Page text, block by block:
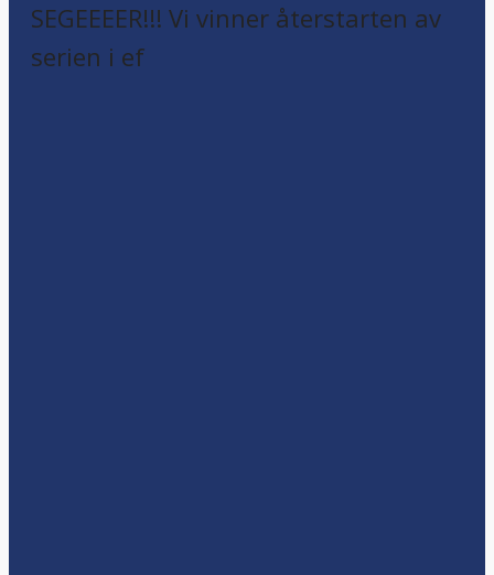
SEGEEEER!!! Vi vinner återstarten av
serien i ef